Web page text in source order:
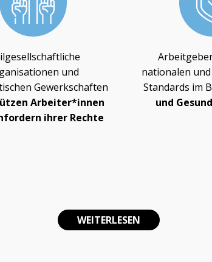
und
Gewerkschaften
Arbeiter*innen
ihrer Rechte
nationalen
Standards im
und
WEITERLESEN